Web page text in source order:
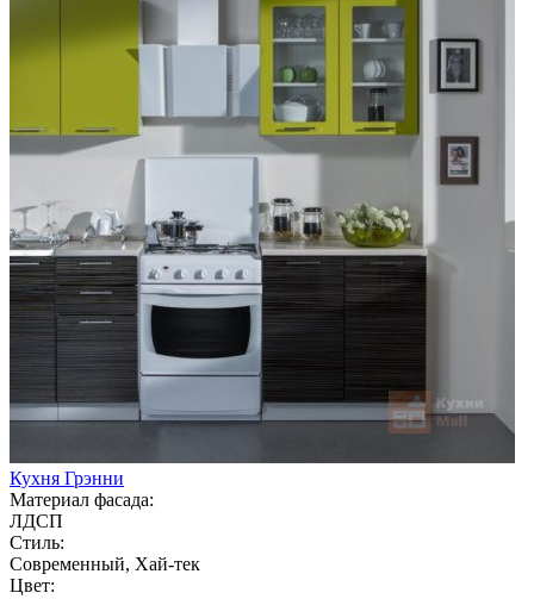
Кухня Грэнни
Материал фасада:
ЛДСП
Стиль:
Современный, Хай-тек
Цвет: